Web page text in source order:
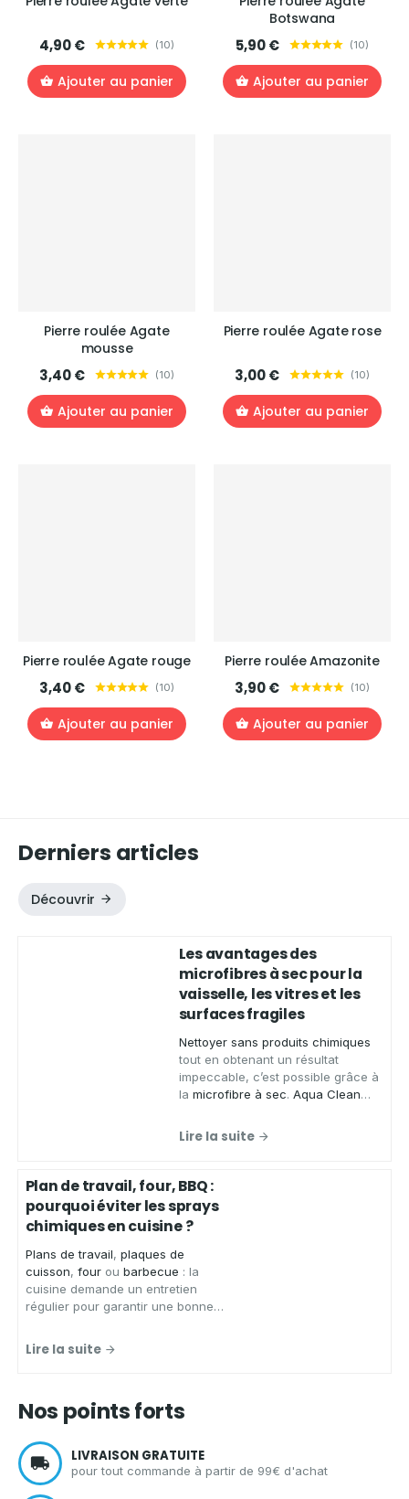
4,90 € (10)
Ajouter au panier
Botswana
5,90 € (10)
Ajouter au panier
Pierre roulée Agate
mousse
3,40 € (10)
Ajouter au panier
Pierre roulée Agate rose
3,00 € (10)
Ajouter au panier
Pierre roulée Agate rouge
3,40 € (10)
Ajouter au panier
Pierre roulée Amazonite
3,90 € (10)
Ajouter au panier
Derniers articles
Découvrir
Les avantages des
microfibres à sec pour la
vaisselle, les vitres et les
surfaces fragiles
Nettoyer sans produits chimiques
tout en obtenant un résultat
impeccable, c’est possible grâce à
la microfibre à sec. Aqua Clean
zéro déchet, vous présente ses
etnettoyer
Lire la suite
Plan de travail, four, BBQ :
pourquoi éviter les sprays
chimiques en cuisine ?
Plans de travail, plaques de
cuisson, fourou barbecue : la
cuisine demande un entretien
régulier pour garantir une bonne
spécialiste des solutions
d'entretien écologiques et zéro
écologiquepournettoyer votre
cuisineen toute sérénité.
Lire la suite
Nos points forts
LIVRAISON GRATUITE
pour tout commande à partir de 99€ d'achat